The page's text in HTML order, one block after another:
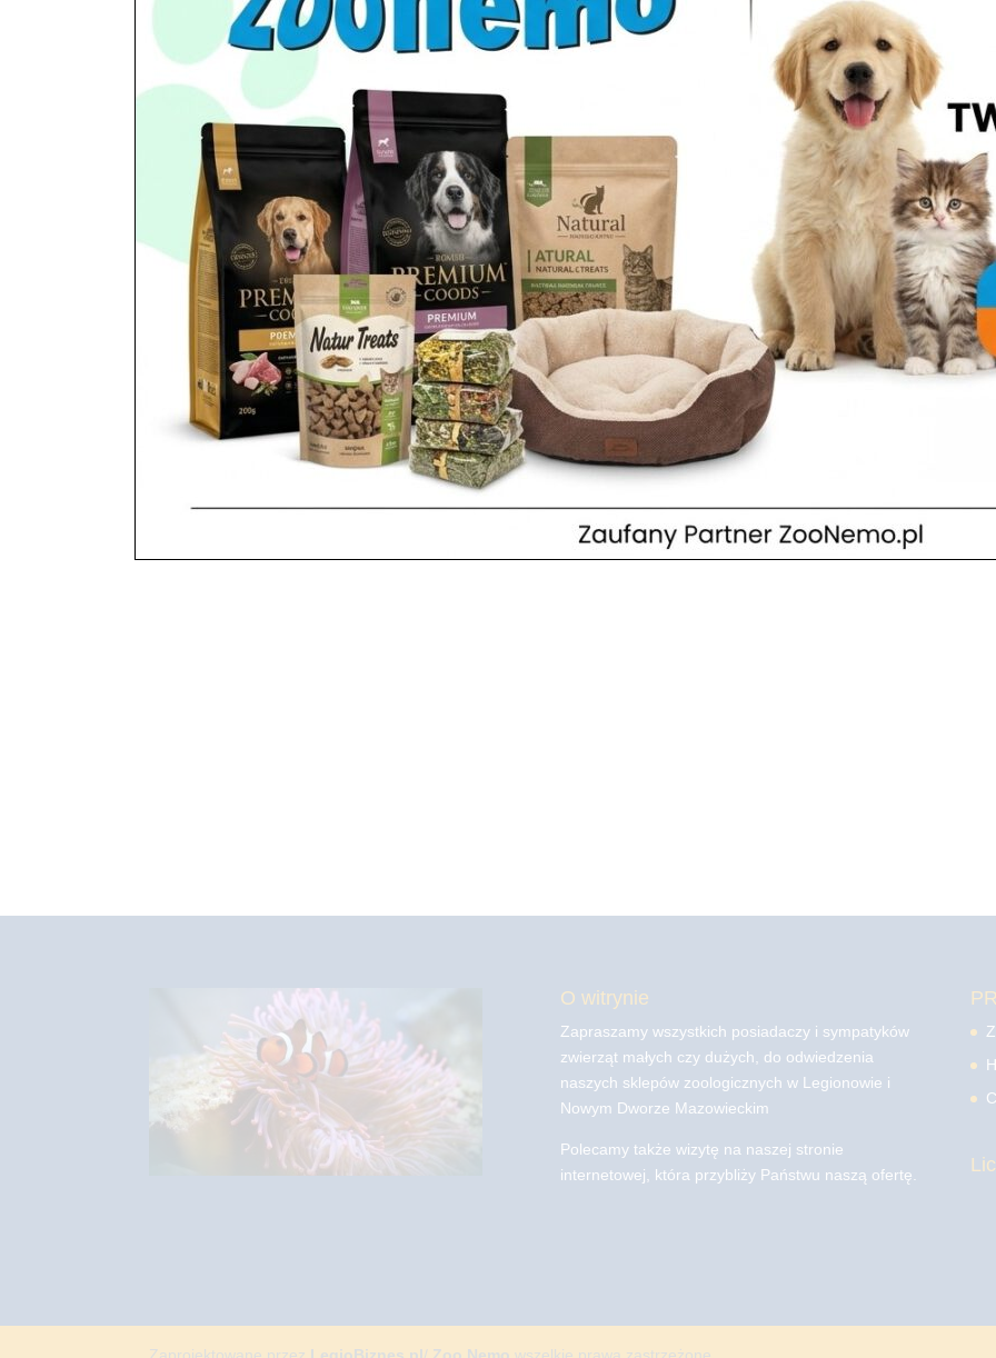
O witrynie
Zapraszamy wszystkich posiadaczy i sympatyków
zwierząt małych czy dużych, do odwiedzenia
naszych sklepów zoologicznych w Legionowie i
Nowym Dworze Mazowieckim
Polecamy także wizytę na naszej stronie
internetowej, która przybliży Państwu naszą ofertę.